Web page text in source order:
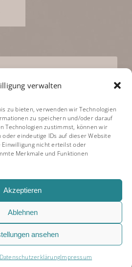
verwalten
zu bieten, verwenden wir Technologien
zu speichern und/oder darauf
Technologien zustimmst, können wir
oder eindeutige IDs auf dieser Website
nicht erteilst oder
Merkmale und Funktionen
Akzeptieren
Ablehnen
ansehen
DatenschutzerklärungImpressum
Marketing-Cookies zu
diesen Inhalt zu aktivieren
All Rights Reserved. |
|AGB|Datenschutzerklärung